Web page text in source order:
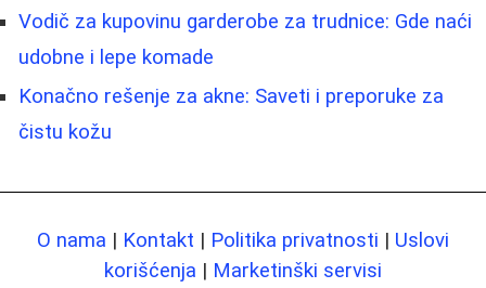
Vodič za kupovinu garderobe za trudnice: Gde naći
udobne i lepe komade
Konačno rešenje za akne: Saveti i preporuke za
čistu kožu
O nama | Kontakt | Politika privatnosti | Uslovi
korišćenja | Marketinški servisi